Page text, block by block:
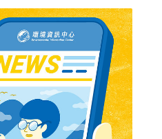
濟穩定與地緣政治，諾
獎項。據《Euronews》
提出具體倡議，敦促設
Prize in Climate and